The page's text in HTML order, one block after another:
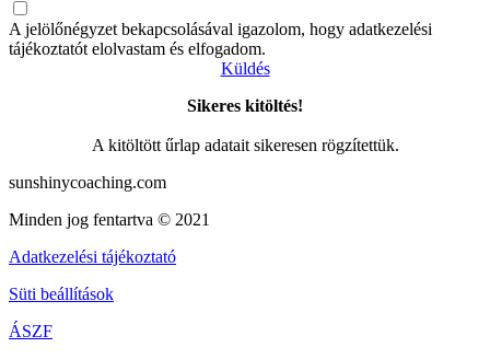
A jelölőnégyzet bekapcsolásával igazolom, hogy adatkezelési
tájékoztatót elolvastam és elfogadom.
Küldés
Sikeres kitöltés!
A kitöltött űrlap adatait sikeresen rögzítettük.
sunshinycoaching.com
Minden jog fentartva © 2021
Adatkezelési tájékoztató
Süti beállítások
ÁSZF